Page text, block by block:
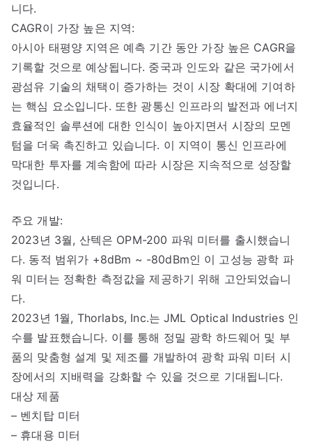
니다.
CAGR이 가장 높은 지역:
아시아 태평양 지역은 예측 기간 동안 가장 높은 CAGR을
기록할 것으로 예상됩니다. 중국과 인도와 같은 국가에서
광섬유 기술의 채택이 증가하는 것이 시장 확대에 기여하
는 핵심 요소입니다. 또한 광통신 인프라의 발전과 에너지
효율적인 솔루션에 대한 인식이 높아지면서 시장의 모멘
텀을 더욱 촉진하고 있습니다. 이 지역이 통신 인프라에
막대한 투자를 계속함에 따라 시장은 지속적으로 성장할
것입니다.
주요 개발:
2023년 3월, 산텍은 OPM-200 파워 미터를 출시했습니
다. 동적 범위가 +8dBm ~ -80dBm인 이 고성능 광학 파
워 미터는 정확한 측정값을 제공하기 위해 고안되었습니
다.
2023년 1월, Thorlabs, Inc.는 JML Optical Industries 인
수를 발표했습니다. 이를 통해 정밀 광학 하드웨어 및 부
품의 맞춤형 설계 및 제조를 개발하여 광학 파워 미터 시
장에서의 지배력을 강화할 수 있을 것으로 기대됩니다.
대상 제품
– 벤치탑 미터
– 휴대용 미터